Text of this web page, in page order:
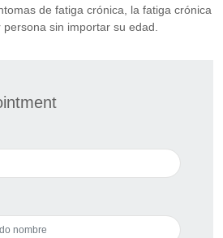
de fatiga crónica, la fatiga crónica
sin importar su edad.